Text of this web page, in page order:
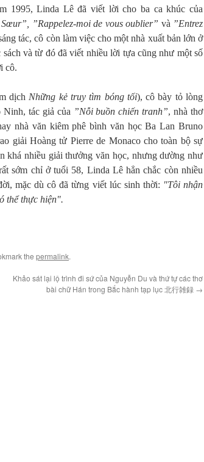
1995, Linda Lê đã viết lời cho ba ca khúc của
Sœur”, ”Rappelez-moi de vous oublier” và ”Entrez
tác, cô còn làm việc cho một nhà xuất bản lớn ở
và từ đó đã viết nhiều lời tựa cũng như một số
cô.
dịch Những kẻ truy tìm bóng tối), cô bày tỏ lòng
tác giả của ”Nỗi buồn chiến tranh”, nhà thơ
nhà văn kiêm phê bình văn học Ba Lan Bruno
giải Hoàng tử Pierre de Monaco cho toàn bộ sự
khá nhiều giải thưởng văn học, nhưng dường như
sớm chỉ ở tuổi 58, Linda Lê hẳn chắc còn nhiều
mặc dù cô đã từng viết lúc sinh thời: "Tôi nhận
thể thực hiện".
the permalink.
Khảo sát lại lộ trình đi sứ của Nguyễn Du và thứ tự các thơ
bài chữ Hán trong Bắc hành tạp lục 北行雑録 →